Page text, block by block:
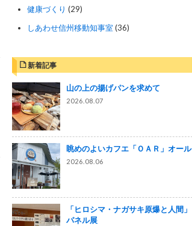
健康づくり (29)
しあわせ信州移動知事室(36)
新着記事
山の上の揚げパンを求めて
2026.08.07
眺めのよいカフエ「ＯＡＲ」オール
2026.08.06
「ヒロシマ・ナガサキ原爆と人間」
パネル展